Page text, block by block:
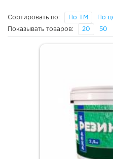
Сортировать по: По ТМ По
Показывать товаров: 20 50